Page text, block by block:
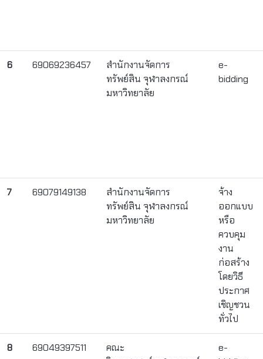
6 69069236457
สำนักงานจัดการ
ทรัพย์สิน จุฬาลงกรณ์
มหาวิทยาลัย
e-
bidding
7 69079149138
สำนักงานจัดการ
ทรัพย์สิน จุฬาลงกรณ์
มหาวิทยาลัย
จ้าง
ออกแบบ
หรือ
ควบคุม
งาน
ก่อสร้าง
โดยวิธี
ประกาศ
เชิญชวน
ทั่วไป
8 69049397511
คณะ
e-